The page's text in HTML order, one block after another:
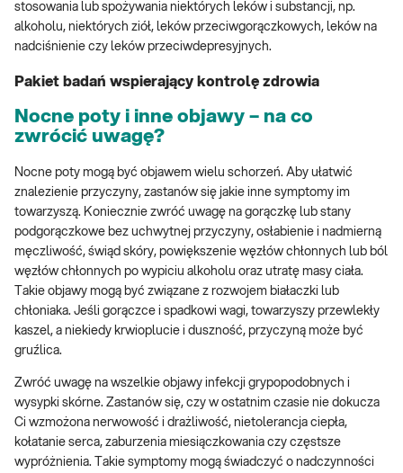
stosowania lub spożywania niektórych leków i substancji, np.
alkoholu, niektórych ziół, leków przeciwgorączkowych, leków na
nadciśnienie czy leków przeciwdepresyjnych.
Pakiet badań wspierający kontrolę zdrowia
Nocne poty i inne objawy – na co
zwrócić uwagę?
Nocne poty mogą być objawem wielu schorzeń. Aby ułatwić
znalezienie przyczyny, zastanów się jakie inne symptomy im
towarzyszą. Koniecznie zwróć uwagę na gorączkę lub stany
podgorączkowe bez uchwytnej przyczyny, osłabienie i nadmierną
męczliwość, świąd skóry, powiększenie węzłów chłonnych lub ból
węzłów chłonnych po wypiciu alkoholu oraz utratę masy ciała.
Takie objawy mogą być związane z rozwojem białaczki lub
chłoniaka. Jeśli gorączce i spadkowi wagi, towarzyszy przewlekły
kaszel, a niekiedy krwioplucie i duszność, przyczyną może być
gruźlica.
Zwróć uwagę na wszelkie objawy infekcji grypopodobnych i
wysypki skórne. Zastanów się, czy w ostatnim czasie nie dokucza
Ci wzmożona nerwowość i drażliwość, nietolerancja ciepła,
kołatanie serca, zaburzenia miesiączkowania czy częstsze
wypróżnienia. Takie symptomy mogą świadczyć o nadczynności